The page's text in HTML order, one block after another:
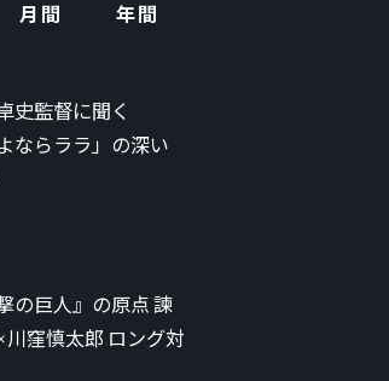
月間
年間
史監督に聞く
よならララ」の深い
の巨人』の原点 諫
川窪慎太郎 ロング対